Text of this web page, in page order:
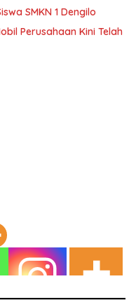
SMKN 1 Dengilo
Perusahaan Kini Telah